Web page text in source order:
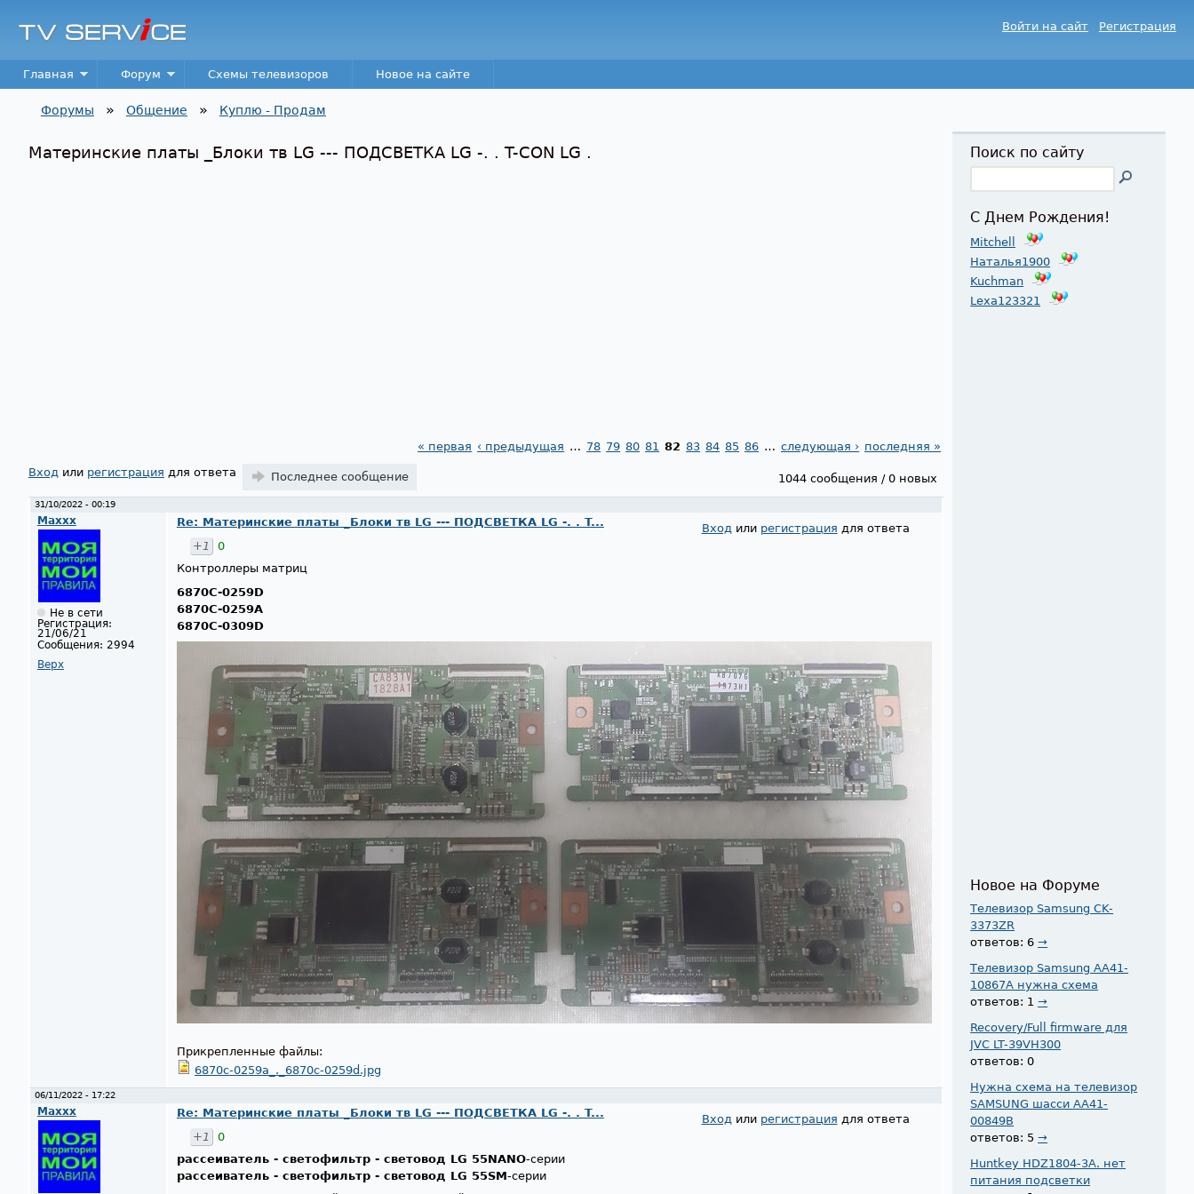
TV
Service
Войти на сайт Регистрация
Main menu
Главная Форум Схемы телевизоров Новое на сайте
Форумы » Общение » Куплю - Продам
Материнские платы _Блоки тв LG --- ПОДСВЕТКА LG -. . T-CON LG .
Страницы
« первая ‹ предыдущая … 78 79 80 81 82 83 84 85 86 … следующая › последняя »
1044 сообщения / 0 новых
Входили регистрация для ответа Последнее сообщение
31/10/2022 - 00:19
Maxxx
Не в сети
Регистрация:
21/06/21
Сообщения: 2994
Верх
Входили регистрация для ответа
Re: Материнские платы _Блоки тв LG --- ПОДСВЕТКА LG -. . T...
+1
0
Контроллеры матриц
6870C-0259D
6870C-0259A
6870C-0309D
Прикрепленные файлы:
6870c-0259a_._6870c-0259d.jpg
06/11/2022 - 17:22
Maxxx
Входили регистрация для ответа
Re: Материнские платы _Блоки тв LG --- ПОДСВЕТКА LG -. . T...
+1
0
рассеиватель - светофильтр - световод LG 55NANO-серии
рассеиватель - светофильтр - световод LG 55SM-серии
Поиск по сайту
С Днем Рождения!
Mitchell
Наталья1900
Kuchman
Lexa123321
Новое на Форуме
Телевизор Samsung CK-
3373ZR
ответов: 6→
Телевизор Samsung AA41-
10867A нужна схема
ответов: 1→
Recovery/Full firmware для
JVC LT-39VH300
ответов: 0
Нужна схема на телевизор
SAMSUNG шасси AA41-
00849B
ответов: 5→
Huntkey HDZ1804-3A. нет
питания подсветки